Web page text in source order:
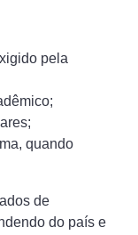
pela
quando
de
do país e